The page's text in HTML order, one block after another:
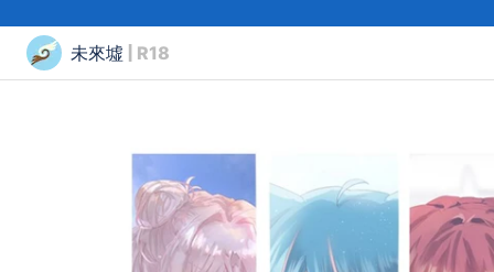
未來墟 | R18